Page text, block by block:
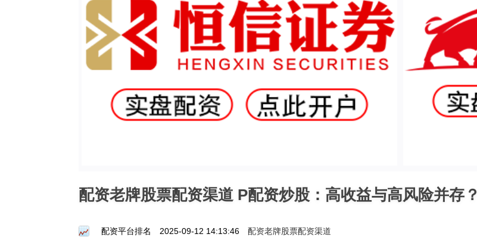
配资老牌股票配资渠道 P配资炒股：高收益与高风险并存？
配资平台排名 2025-09-12 14:13:46 配资老牌股票配资渠道